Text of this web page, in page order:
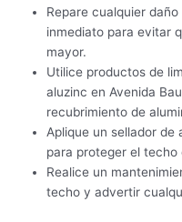
Repare cualquier
inmediato para evitar
mayor.
Utilice productos de
aluzinc en Avenida
recubrimiento de
Aplique un sellador de
para proteger el techo
Realice un
techo y advertir